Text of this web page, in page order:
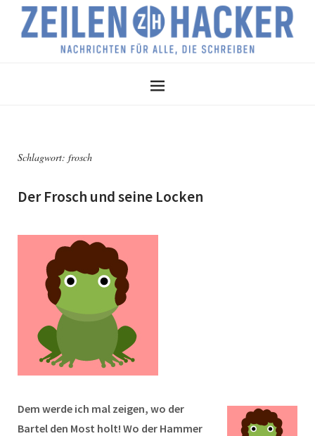
Schlagwort: frosch
Der Frosch und seine Locken
Dem werde ich mal zeigen, wo der
Bartel den Most holt! Wo der Hammer